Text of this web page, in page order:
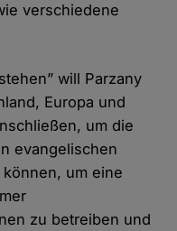
verschiedene
will Parzany
Europa und
um die
evangelischen
um eine
zu betreiben und